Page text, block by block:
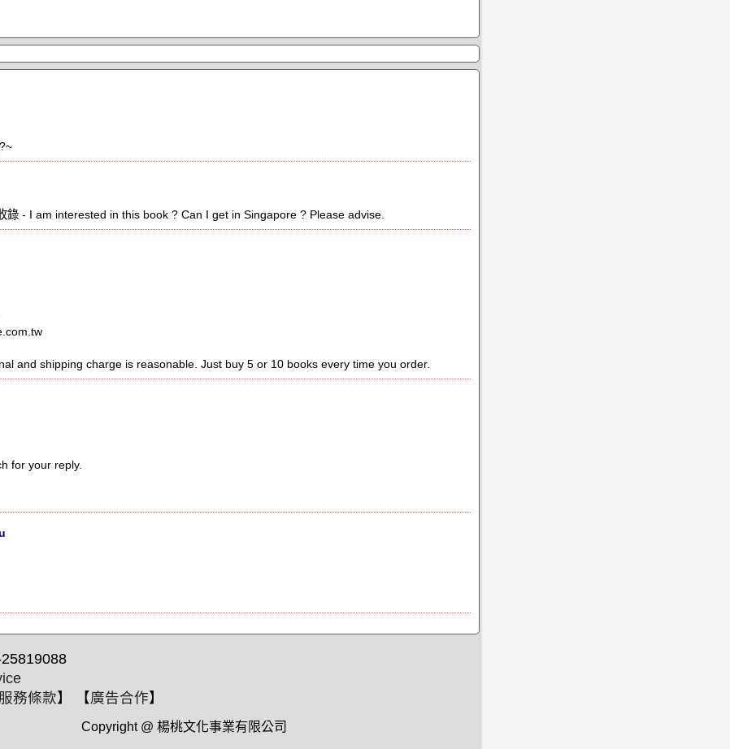
錄 - I am interested in this book ? Can I get in Singapore ? Please advise.
and shipping charge is reasonable. Just buy 5 or 10 books every time you order.
for your reply.
服務條款】 【廣告合作】
Copyright @ 楊桃文化事業有限公司